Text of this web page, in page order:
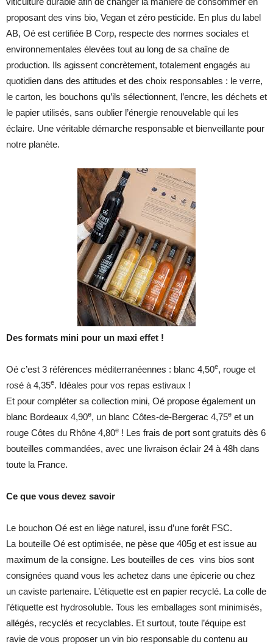
proposant des vins bio, Vegan et zéro pesticide. En plus du label
AB, Oé est certifiée B Corp, respecte des normes sociales et
environnementales élevées tout au long de sa chaîne de
production. Ils agissent concrètement, totalement engagés au
quotidien dans des attitudes et des choix responsables : le verre,
le carton, les bouchons qu’ils sélectionnent, l’encre, les déchets et
le papier utilisés, sans oublier l’énergie renouvelable qui les
éclaire. Une véritable démarche responsable et bienveillante pour
notre planète.
Des formats mini pour un maxi effet !
Oé c’est 3 références méditerranéennes : blanc 4,50e, rouge et
rosé à 4,35e. Idéales pour vos repas estivaux !
Et pour compléter sa collection mini, Oé propose également un
blanc Bordeaux 4,90e, un blanc Côtes-de-Bergerac 4,75e et un
rouge Côtes du Rhône 4,80e ! Les frais de port sont gratuits dès 6
bouteilles commandées, avec une livraison éclair 24 à 48h dans
toute la France.
Ce que vous devez savoir
Le bouchon Oé est en liège naturel, issu d’une forêt FSC.
La bouteille Oé est optimisée, ne pèse que 405g et est issue au
maximum de la consigne. Les bouteilles de ces vins bios sont
consignées quand vous les achetez dans une épicerie ou chez
un caviste partenaire. L’étiquette est en papier recyclé. La colle de
l’étiquette est hydrosoluble. Tous les emballages sont minimisés,
allégés, recyclés et recyclables. Et surtout, toute l’équipe est
ravie de vous proposer un vin bio responsable du contenu au